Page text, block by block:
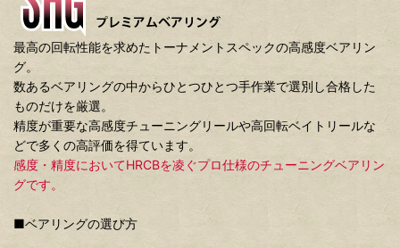
最高の回転性能を求めたトーナメントスペックの高感度ベアリン
グ。
数あるベアリングの中からひとつひとつ手作業で選別し合格した
ものだけを厳選。
精度が重要な高感度チューニングリールや高回転ベイトリールな
どで多くの高評価を得ています。
感度・精度においてHRCBを凌ぐプロ仕様のチューニングベアリン
グです。
■ベアリングの選び方